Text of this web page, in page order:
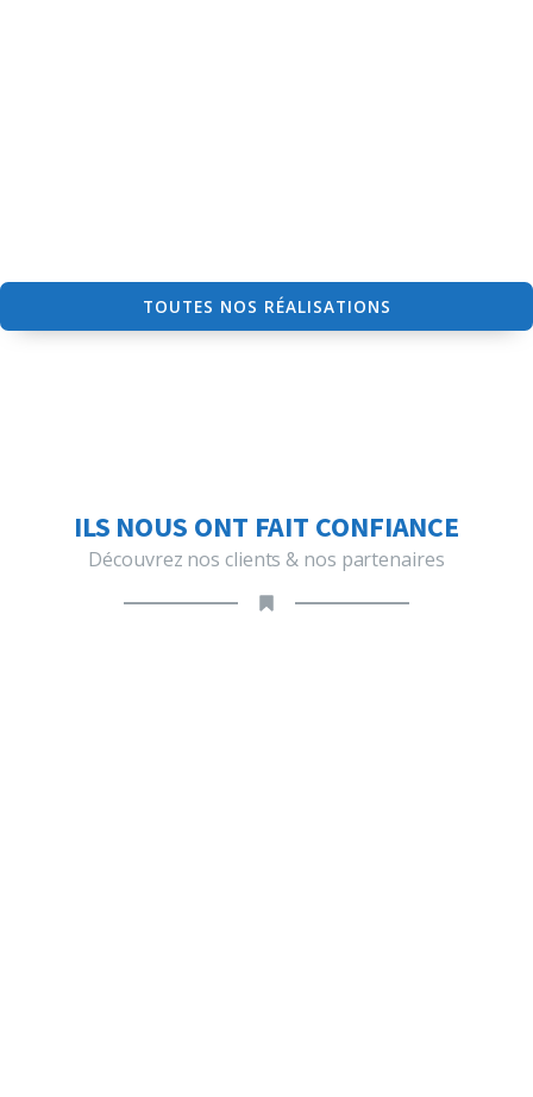
TOUTES NOS RÉALISATIONS
ILS NOUS ONT FAIT CONFIANCE
Découvrez nos clients & nos partenaires